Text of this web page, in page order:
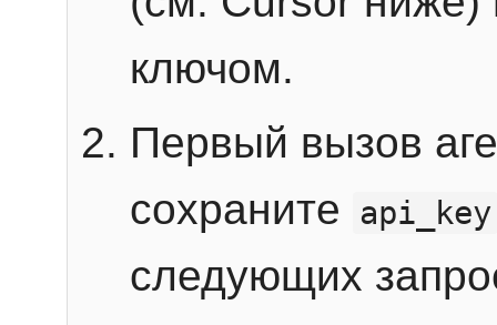
ключом.
Первый вызов
сохраните
api_key
следующих